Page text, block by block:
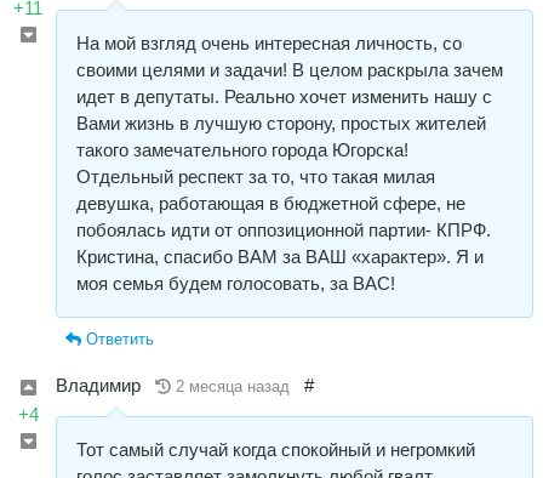
+11
На мой взгляд очень интересная личность, со
своими целями и задачи! В целом раскрыла зачем
идет в депутаты. Реально хочет изменить нашу с
Вами жизнь в лучшую сторону, простых жителей
такого замечательного города Югорска!
Отдельный респект за то, что такая милая
девушка, работающая в бюджетной сфере, не
побоялась идти от оппозиционной партии- КПРФ.
Кристина, спасибо ВАМ за ВАШ «характер». Я и
моя семья будем голосовать, за ВАС!
Ответить
+4
Владимир 2 месяца назад #
Тот самый случай когда спокойный и негромкий